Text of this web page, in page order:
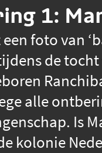
1:
foto van
de
alle
Is
kolonie